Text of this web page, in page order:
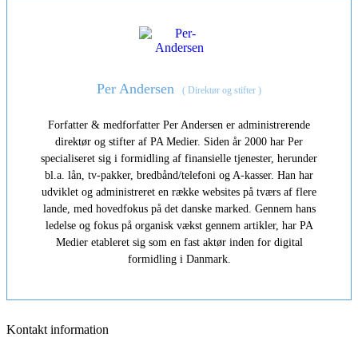
Per Andersen ( Direktør og stifter )
Forfatter & medforfatter Per Andersen er administrerende
direktør og stifter af PA Medier. Siden år 2000 har Per
specialiseret sig i formidling af finansielle tjenester, herunder
bl.a. lån, tv-pakker, bredbånd/telefoni og A-kasser. Han har
udviklet og administreret en række websites på tværs af flere
lande, med hovedfokus på det danske marked. Gennem hans
ledelse og fokus på organisk vækst gennem artikler, har PA
Medier etableret sig som en fast aktør inden for digital
formidling i Danmark.
Kontakt information